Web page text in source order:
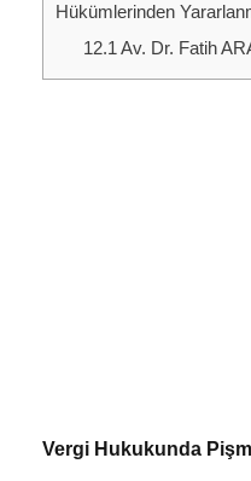
Hükümlerinden
12.1 Av. Dr. Fatih
Vergi Hukukunda